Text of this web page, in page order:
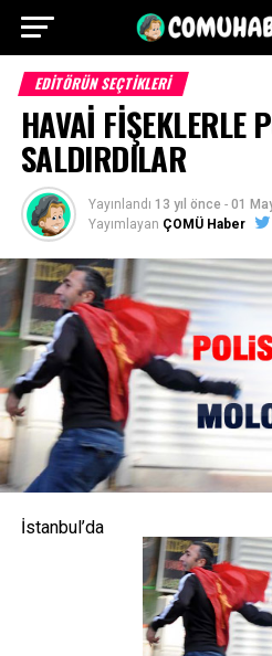
EDITÖRÜN SEÇTIKLERI
HAVAİ FİŞEKLERLE
SALDIRDILAR
Yayınlandı 13 yıl önce - 01
Yayımlayan ÇOMÜ Haber
İstanbul’da